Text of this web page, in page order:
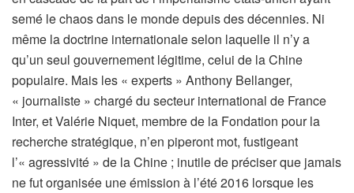
semé le chaos dans le monde depuis des décennies. Ni
même la doctrine internationale selon laquelle il n’y a
qu’un seul gouvernement légitime, celui de la Chine
populaire. Mais les « experts » Anthony Bellanger,
« journaliste » chargé du secteur international de France
Inter, et Valérie Niquet, membre de la Fondation pour la
recherche stratégique, n’en piperont mot, fustigeant
l’« agressivité » de la Chine ; inutile de préciser que jamais
ne fut organisée une émission à l’été 2016 lorsque les